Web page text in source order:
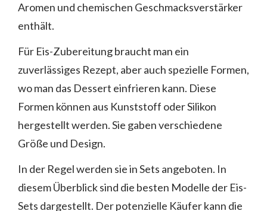
Aromen und chemischen Geschmacksverstärker
enthält.
Für Eis-Zubereitung braucht man ein
zuverlässiges Rezept, aber auch spezielle Formen,
wo man das Dessert einfrieren kann. Diese
Formen können aus Kunststoff oder Silikon
hergestellt werden. Sie gaben verschiedene
Größe und Design.
In der Regel werden sie in Sets angeboten. In
diesem Überblick sind die besten Modelle der Eis-
Sets dargestellt. Der potenzielle Käufer kann die